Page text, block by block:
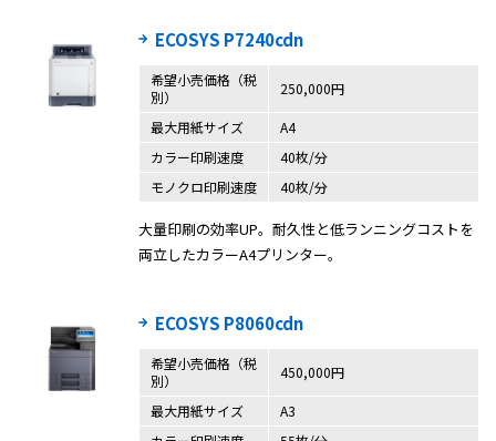
ECOSYS P7240cdn
希望小売価格（税
別）
250,000円
最大用紙サイズ
A4
カラー印刷速度
40枚/分
モノクロ印刷速度
40枚/分
大量印刷の効率UP。耐久性と低ランニングコストを
両立したカラーA4プリンター。
ECOSYS P8060cdn
希望小売価格（税
別）
450,000円
最大用紙サイズ
A3